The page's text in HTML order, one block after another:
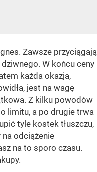
Zawsze przyciągają
W końcu ceny
każda okazja,
jest na wagę
Z kilku powodów
limitu, a po drugie trwa
tyle kostek tłuszczu,
na odciążenie
na to sporo czasu.